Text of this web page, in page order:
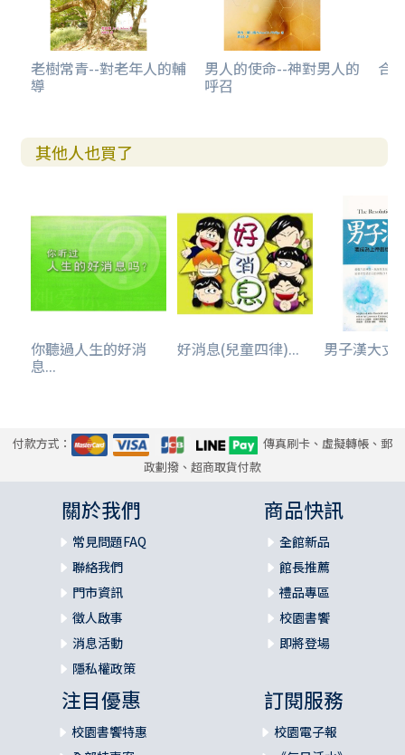
老樹常青--對老年人的輔
導
男人的使命--神對男人的
呼召
合
其他人也買了
你聽過人生的好消
息...
好消息(兒童四律)... 男子漢大丈
付款方式：
傳真刷卡、虛擬轉帳、郵
政劃撥、超商取貨付款
關於我們
常見問題FAQ
聯絡我們
門市資訊
徵人啟事
消息活動
隱私權政策
商品快訊
全館新品
館長推薦
禮品專區
校園書饗
即將登場
注目優惠
校園書饗特惠
訂閱服務
校園電子報